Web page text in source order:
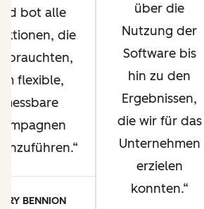
bot alle
die
brauchten,
flexible,
messbare
BENNION
über die
Nutzung der
Software bis
hin zu den
Ergebnissen,
die wir für das
Unternehmen
erzielen
konnten.